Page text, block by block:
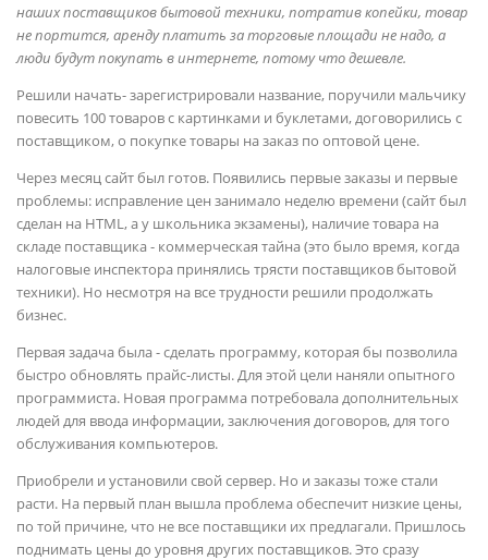
наших поставщиков бытовой техники, потратив копейки, товар
не портится, аренду платить за торговые площади не надо, а
люди будут покупать в интернете, потому что дешевле.
Решили начать- зарегистрировали название, поручили мальчику
повесить 100 товаров с картинками и буклетами, договорились с
поставщиком, о покупке товары на заказ по оптовой цене.
Через месяц сайт был готов. Появились первые заказы и первые
проблемы: исправление цен занимало неделю времени (сайт был
сделан на HTML, а у школьника экзамены), наличие товара на
складе поставщика - коммерческая тайна (это было время, когда
налоговые инспектора принялись трясти поставщиков бытовой
техники). Но несмотря на все трудности решили продолжать
бизнес.
Первая задача была - сделать программу, которая бы позволила
быстро обновлять прайс-листы. Для этой цели наняли опытного
программиста. Новая программа потребовала дополнительных
людей для ввода информации, заключения договоров, для того
обслуживания компьютеров.
Приобрели и установили свой сервер. Но и заказы тоже стали
расти. На первый план вышла проблема обеспечит низкие цены,
по той причине, что не все поставщики их предлагали. Пришлось
поднимать цены до уровня других поставщиков. Это сразу